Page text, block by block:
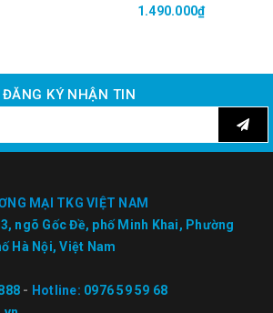
1.490.000₫
ĐĂNG KÝ NHẬN TIN
MẠI TKG VIỆT NAM
ngõ Gốc Đề, phố Minh Khai, Phường
Hà Nội, Việt Nam
- Hotline: 0976 59 59 68